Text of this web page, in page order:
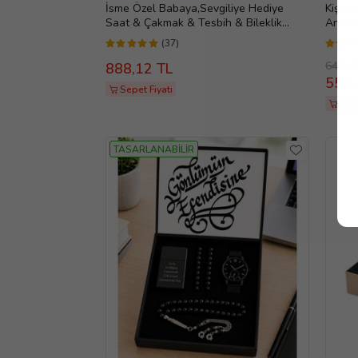
İsme Özel Babaya,Sevgiliye Hediye
Saat & Çakmak & Tesbih & Bileklik
Erkek Hediye Seti (Siyah)
(37)
888,12 TL
Sepet Fiyatı
Kişiye
(Siyah)
649,90
TASARLANABİLİR